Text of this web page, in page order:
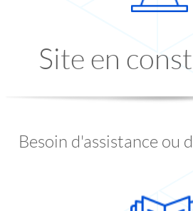
Site en
Besoin d'assistance ou